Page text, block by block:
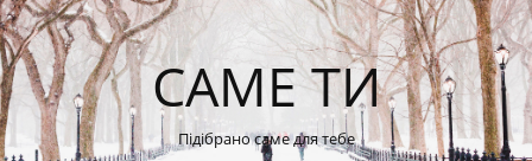
САМЕ ТИ
Підібрано саме для тебе